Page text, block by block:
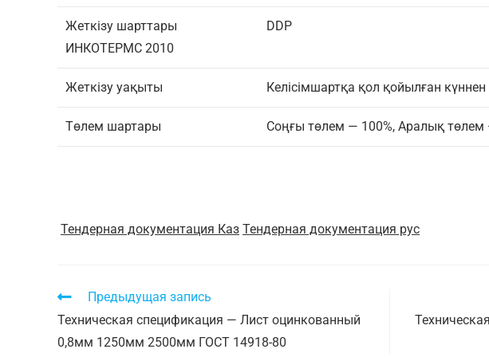
Жеткізу шарттары
ИНКОТЕРМС 2010
DDP
Жеткізу уақыты Келісімшартқа қол қойылған күннен
Төлем шартары Соңғы төлем — 100%, Аралық
Тендерная документация Каз Тендерная документация рус
Предыдущая запись
Техническая спецификация — Лист оцинкованный
0,8мм 1250мм 2500мм ГОСТ 14918-80